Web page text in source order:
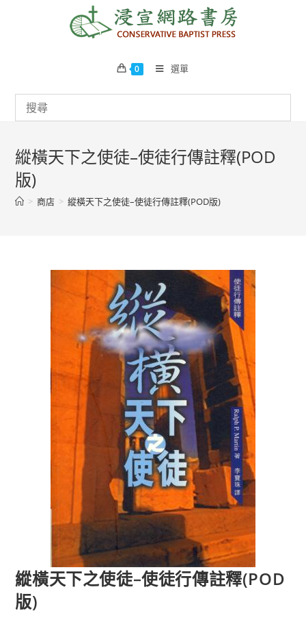
0 選單
縱橫天下之使徒–使徒行傳註釋(POD
版)
> 商店 > 縱橫天下之使徒–使徒行傳註釋(POD版)
縱橫天下之使徒–使徒行傳註釋(POD
版)